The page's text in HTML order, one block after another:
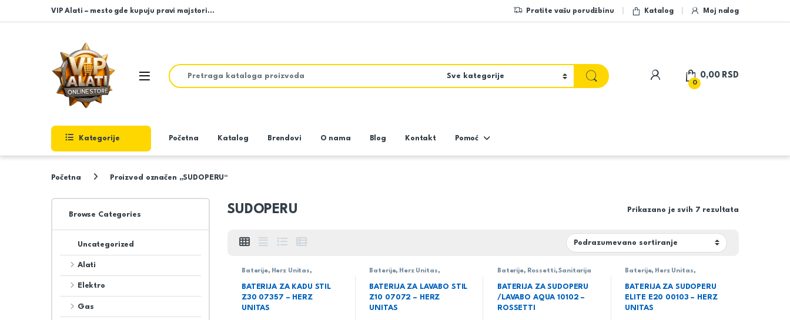
Skip to navigation
Skip to content
VIP Alati – mesto gde kupuju pravi majstori… Pratite vašu porudžbinu Katalog Moj nalog
Open
Search for:
My Account
0
0,00 RSD
Kategorije Početna Katalog Brendovi O nama Blog Kontakt Pomoć
Početna Proizvod označen „SUDOPERU“
SUDOPERU Prikazano je svih 7 rezultata
Baterije, Herz Unitas,
BATERIJA ZA KADU STIL
Z30 07357 – HERZ
UNITAS
Baterije, Herz Unitas,
BATERIJA ZA LAVABO STIL
Z10 07072 – HERZ
UNITAS
Baterije, Rossetti,Sanitarija
BATERIJA ZA SUDOPERU
/LAVABO AQUA 10102 –
ROSSETTI
Baterije, Herz Unitas,
BATERIJA ZA SUDOPERU
ELITE E20 00103 – HERZ
UNITAS
Browse Categories
Uncategorized
Alati
Elektro
Gas